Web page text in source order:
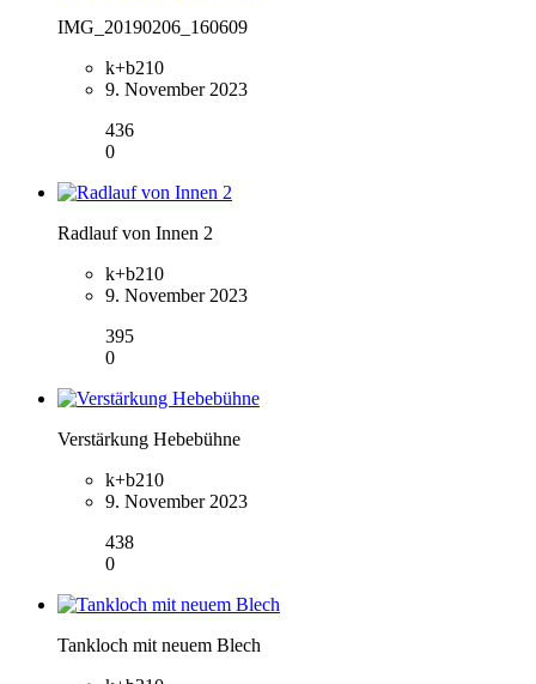
IMG_20190206_160609
k+b210
9. November 2023
436
0
Radlauf von Innen 2
k+b210
9. November 2023
395
0
Verstärkung Hebebühne
k+b210
9. November 2023
438
0
Tankloch mit neuem Blech